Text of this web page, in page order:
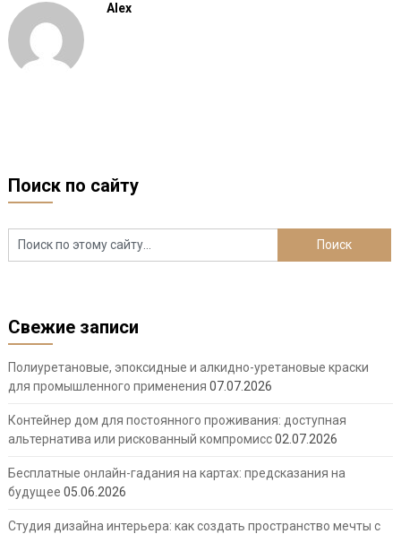
Alex
Поиск по сайту
Свежие записи
Полиуретановые, эпоксидные и алкидно-уретановые краски
для промышленного применения 07.07.2026
Контейнер дом для постоянного проживания: доступная
альтернатива или рискованный компромисс02.07.2026
Бесплатные онлайн-гадания на картах: предсказания на
будущее 05.06.2026
Студия дизайна интерьера: как создать пространство мечты с